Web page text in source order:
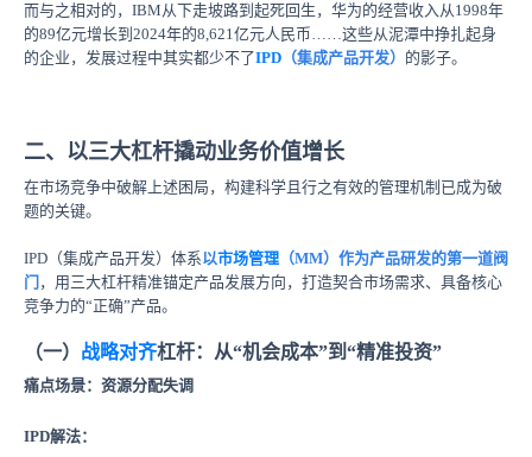
而与之相对的，IBM从下走坡路到起死回生，华为的经营收入从1998年
的89亿元增长到2024年的8,621亿元人民币……这些从泥潭中挣扎起身
的企业，发展过程中其实都少不了IPD （集成产品开发） 的影子。
二、以三大杠杆撬动业务价值增长
在市场竞争中破解上述困局，构建科学且行之有效的管理机制已成为破
题的关键。
IPD（集成产品开发）体系以市场管理 （MM）作为产品研发的第一道阀
门 ，用三大杠杆精准锚定产品发展方向，打造契合市场需求、具备核心
竞争力的“正确”产品。
（一） 战略对齐杠杆：从“机会成本”到“精准投资”
痛点场景：资源分配失调
IPD解法：